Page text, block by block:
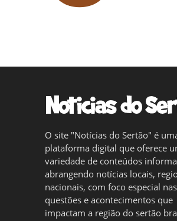
O site "Notícias do Sertão" é
plataforma digital que oferece
variedade de conteúdos
abrangendo notícias locais,
nacionais, com foco especial nas
questões e acontecimentos que
impactam a região do sertão